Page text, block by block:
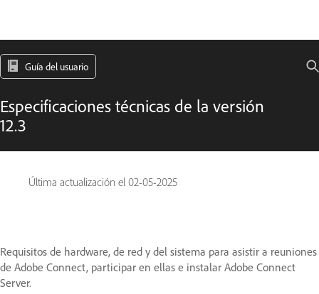
Guía del usuario
Especificaciones técnicas de la versión
12.3
Última actualización el 02-05-2025
Requisitos de hardware, de red y del sistema para asistir a reuniones
de Adobe Connect, participar en ellas e instalar Adobe Connect
Server.